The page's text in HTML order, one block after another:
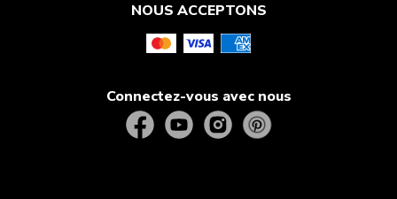
NOUS ACCEPTONS
Connectez-vous avec nous